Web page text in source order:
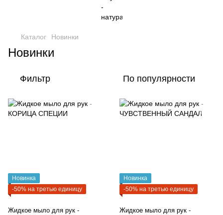
Каталог Новинки
Новинки
Фильтр По популярности
Новинка
-50% на третью единицу
Жидкое мыло для рук -
Новинка
-50% на третью единицу
Жидкое мыло для рук -